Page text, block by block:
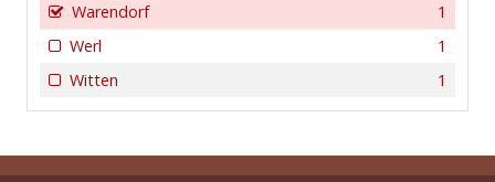
1
Warendorf
1
Werl
1
Witten